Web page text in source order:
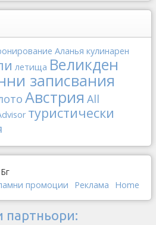
Аланья кулинарен
летища Великден
записвания
Австрия All
туристически
промоции Реклама Home
партньори: